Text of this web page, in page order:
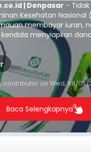
| Denpasar -
Kesehatan Nasional
membayar iuran,
menyiapkan
tempo pembayaran
dialami oleh
Bukan Penerima Upah
penghasilan tidak tetap.
contributor on Wed, 08/05/
Baca Selengkapnya